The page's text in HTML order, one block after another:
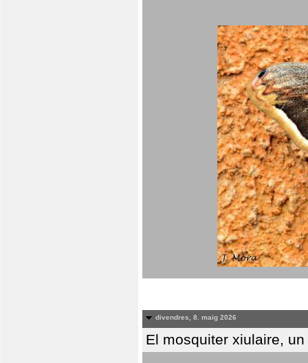
divendres, 8. maig 2026
El mosquiter xiulaire,